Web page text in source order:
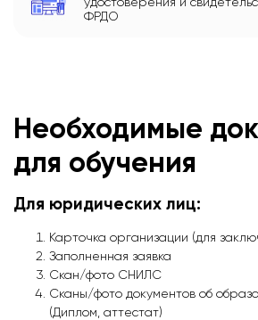
ФРДО
Необходимые
для обучения
Для юридических лиц:
Карточка организации (для
Заполненная заявка
Скан/фото СНИЛС
Сканы/фото документов об
(Диплом, аттестат)